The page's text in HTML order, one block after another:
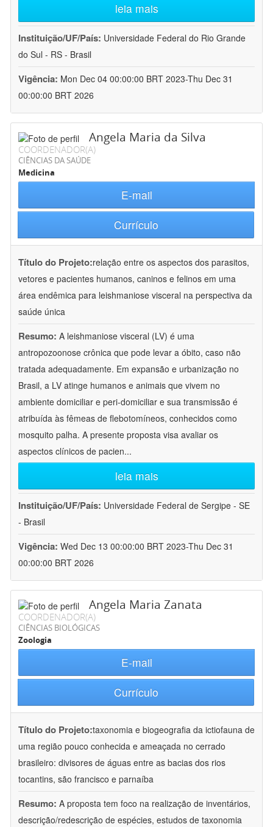
leia mais
Instituição/UF/País: Universidade Federal do Rio Grande
do Sul - RS - Brasil
Vigência: Mon Dec 04 00:00:00 BRT 2023-Thu Dec 31
00:00:00 BRT 2026
Angela Maria da Silva
COORDENADOR(A)
CIÊNCIAS DA SAÚDE
Medicina
E-mail
Currículo
Título do Projeto:relação entre os aspectos dos parasitos,
vetores e pacientes humanos, caninos e felinos em uma
área endêmica para leishmaniose visceral na perspectiva da
saúde única
Resumo: A leishmaniose visceral (LV) é uma
antropozoonose crônica que pode levar a óbito, caso não
tratada adequadamente. Em expansão e urbanização no
Brasil, a LV atinge humanos e animais que vivem no
ambiente domiciliar e peri-domiciliar e sua transmissão é
atribuída às fêmeas de flebotomíneos, conhecidos como
mosquito palha. A presente proposta visa avaliar os
aspectos clínicos de pacien...
leia mais
Instituição/UF/País: Universidade Federal de Sergipe - SE
- Brasil
Vigência: Wed Dec 13 00:00:00 BRT 2023-Thu Dec 31
00:00:00 BRT 2026
Angela Maria Zanata
COORDENADOR(A)
CIÊNCIAS BIOLÓGICAS
Zoologia
E-mail
Currículo
Título do Projeto:taxonomia e biogeografia da ictiofauna de
uma região pouco conhecida e ameaçada no cerrado
brasileiro: divisores de águas entre as bacias dos rios
tocantins, são francisco e parnaíba
Resumo: A proposta tem foco na realização de inventários,
descrição/redescrição de espécies, estudos de taxonomia